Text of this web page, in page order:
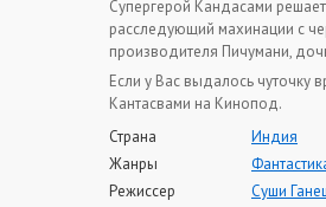
Супергерой Кандасами
расследующий махинации с
производителя Пичумани,
Если у Вас выдалось чуточку
Кантасвами на Кинопод.
Страна
Индия
Жанры
Режиссер
Суши